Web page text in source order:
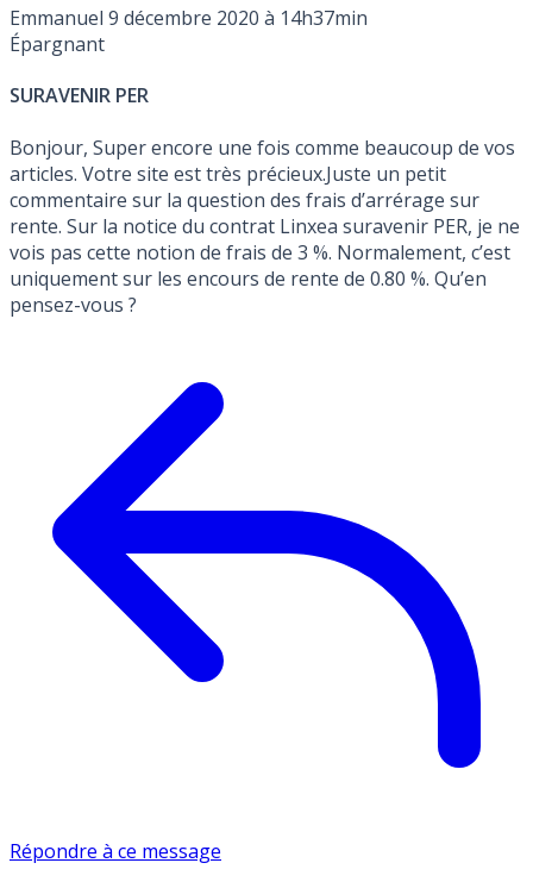
Emmanuel 9 décembre 2020 à 14h37min
Épargnant
SURAVENIR PER
Bonjour, Super encore une fois comme beaucoup de vos
articles. Votre site est très précieux.Juste un petit
commentaire sur la question des frais d’arrérage sur
rente. Sur la notice du contrat Linxea suravenir PER, je ne
vois pas cette notion de frais de 3 %. Normalement, c’est
uniquement sur les encours de rente de 0.80 %. Qu’en
pensez-vous ?
Répondre à ce message